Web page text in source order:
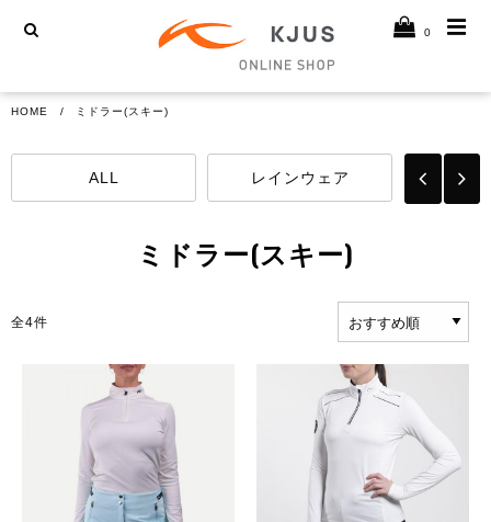
0
HOME ミドラー(スキー)
ALL レインウェア ゴルフ
ミドラー(スキー)
全4件